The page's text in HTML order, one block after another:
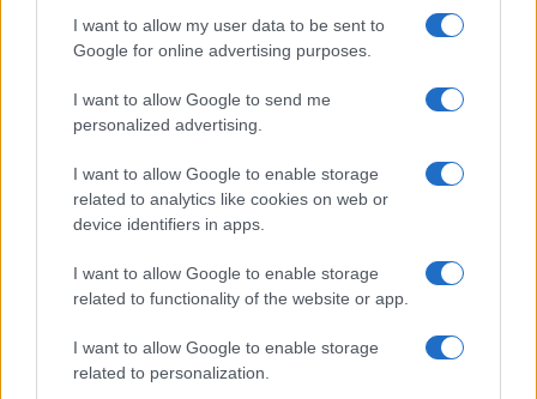
I want to allow my user data to be sent to
Google for online advertising purposes.
I want to allow Google to send me
personalized advertising.
I want to allow Google to enable storage
related to analytics like cookies on web or
device identifiers in apps.
I want to allow Google to enable storage
related to functionality of the website or app.
I want to allow Google to enable storage
related to personalization.
lévő négy büntetőügy bármelyikében, szinte
valamennyi GOP-jelölt elkötelezte magát
amellett, hogy továbbra is támogatják őt.
Hutchinson kivételével
mindannyian felemelték a
kezüket, és azt mondták, hogy
kitartanak ígéretük mellett, hogy
megszerzi a GOP jelöltségét, ám
később elítélik.